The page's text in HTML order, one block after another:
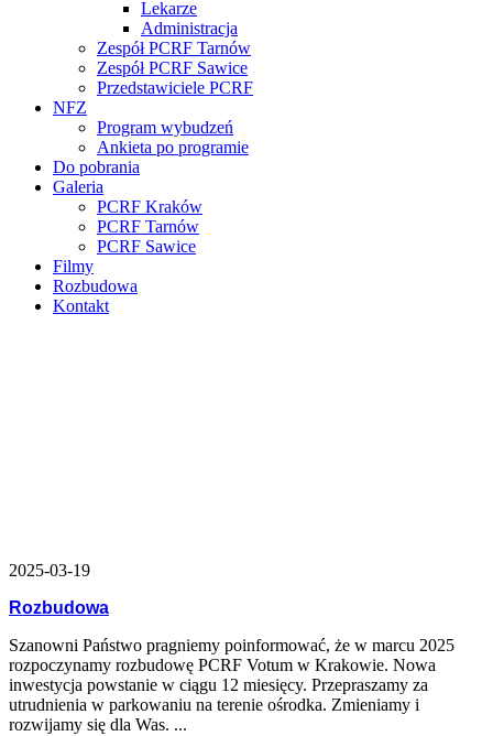
Lekarze
Administracja
Zespół PCRF Tarnów
Zespół PCRF Sawice
Przedstawiciele PCRF
NFZ
Program wybudzeń
Ankieta po programie
Do pobrania
Galeria
PCRF Kraków
PCRF Tarnów
PCRF Sawice
Filmy
Rozbudowa
Kontakt
2025-03-19
Rozbudowa
Szanowni Państwo pragniemy poinformować, że w marcu 2025
rozpoczynamy rozbudowę PCRF Votum w Krakowie. Nowa
inwestycja powstanie w ciągu 12 miesięcy. Przepraszamy za
utrudnienia w parkowaniu na terenie ośrodka. Zmieniamy i
rozwijamy się dla Was. ...